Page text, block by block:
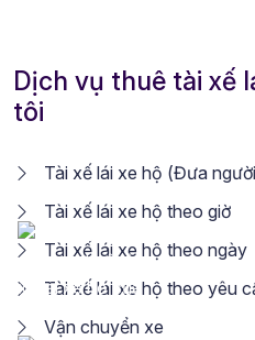
Dịch vụ thuê tài xế
tôi
Tài xế lái xe hộ (Đưa
Tài xế lái xe hộ theo giờ
Tài xế lái xe hộ theo ngày
Tài xế lái xe hộ theo yêu
Vận chuyển xe